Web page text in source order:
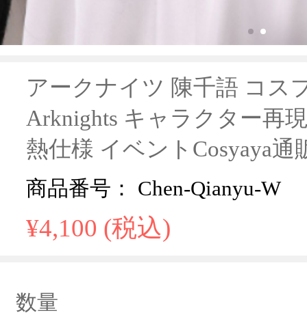
アークナイツ 陳千語 コス
Arknights キャラクター再
熱仕様 イベントCosyaya通
商品番号： Chen-Qianyu-W
¥4,100 (税込)
数量